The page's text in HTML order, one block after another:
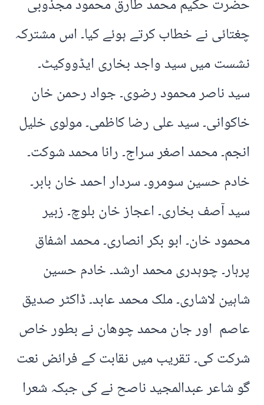
حضرت حکیم محمد طارق محمود مجذوبی
چغتائی نے خطاب کرتے ہوئے کیا۔ اس مشترکہ
نشست میں سید واجد بخاری ایڈووکیٹ۔
سید ناصر محمود رضوی۔ جواد رحمن خان
خاکوانی۔ سید علی رضا کاظمی۔ مولوی خلیل
انجم۔ محمد اصغر سراج۔ رانا محمد شوکت۔
خادم حسین سومرو۔ سردار احمد خان بابر۔
سید آصف بخاری۔ اعجاز خان بلوچ۔ زبیر
محمود خان۔ ابو بکر انصاری۔ محمد اشفاق
پرہار۔ چوہدری محمد ارشد۔ خادم حسین
شاہین لاشاری۔ ملک محمد عابد۔ ڈاکٹر صدیق
عاصم اور جان محمد چوھان نے بطور خاص
شرکت کی۔ تقریب میں نقابت کے فرائض نعت
گو شاعر عبدالمجید ناصح نے کی جبکہ شعرا